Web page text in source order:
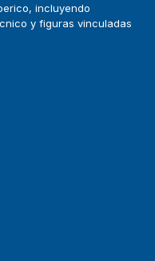
incluyendo
y figuras vinculadas